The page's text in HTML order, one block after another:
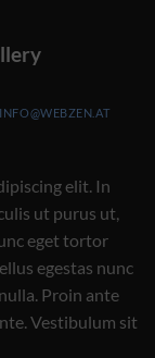
INFO@WEBZEN.AT
elit. In
ut purus ut,
eget tortor
egestas nunc
Proin ante
Vestibulum sit